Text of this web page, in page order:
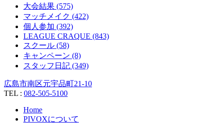
大会結果 (575)
マッチメイク (422)
個人参加 (392)
LEAGUE CRAQUE (843)
スクール (58)
キャンペーン (8)
スタッフ日記 (349)
広島市南区元宇品町21-10
TEL : 082-505-5100
Home
PIVOXについて